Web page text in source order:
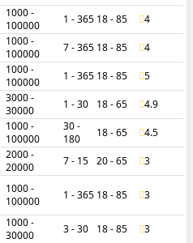
1000 -
100000
1 - 365 18 - 85 4
1000 -
100000
7 - 365 18 - 85 4
1000 -
100000
1 - 365 18 - 85 5
3000 -
30000
1 - 30 18 - 65 4.9
1000 -
100000
30 -
180
18 - 65 4.5
2000 -
20000
7 - 15 20 - 65
3
1000 -
100000
1 - 365 18 - 85 3
1000 -
30000
3 - 30 18 - 85 3